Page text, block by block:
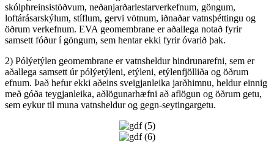
skólphreinsistöðvum, neðanjarðarlestarverkefnum, göngum,
loftárásarskýlum, stíflum, gervi vötnum, iðnaðar vatnsþéttingu og
öðrum verkefnum. EVA geomembrane er aðallega notað fyrir
samsett fóður í göngum, sem hentar ekki fyrir óvarið þak.
2) Pólýetýlen geomembrane er vatnsheldur hindrunarefni, sem er
aðallega samsett úr pólýetýleni, etýleni, etýlenfjölliða og öðrum
efnum. Það hefur ekki aðeins sveigjanleika jarðhimnu, heldur einnig
með góða teygjanleika, aðlögunarhæfni að aflögun og öðrum getu,
sem eykur til muna vatnsheldur og gegn-seytingargetu.